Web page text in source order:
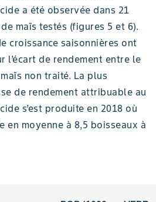
a été observée dans 21
maïs testés (figures 5 et 6).
croissance saisonnières ont
l’écart de rendement entre le
non traité. La plus
de rendement attribuable au
s’est produite en 2018 où
en moyenne à 8,5 boisseaux à